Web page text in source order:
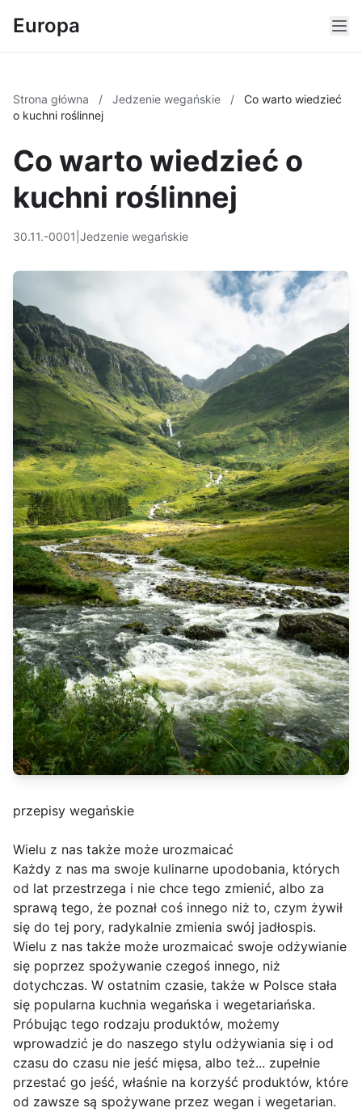
Europa
Strona główna / Jedzenie wegańskie /
Co warto wiedzieć
o kuchni roślinnej
Co warto wiedzieć o
kuchni roślinnej
30.11.-0001 Jedzenie wegańskie
przepisy wegańskie
Wielu z nas także może urozmaicać
Każdy z nas ma swoje kulinarne upodobania, których
od lat przestrzega i nie chce tego zmienić, albo za
sprawą tego, że poznał coś innego niż to, czym żywił
się do tej pory, radykalnie zmienia swój jadłospis.
Wielu z nas także może urozmaicać swoje odżywianie
się poprzez spożywanie czegoś innego, niż
dotychczas. W ostatnim czasie, także w Polsce stała
się popularna kuchnia wegańska i wegetariańska.
Próbując tego rodzaju produktów, możemy
wprowadzić je do naszego stylu odżywiania się i od
czasu do czasu nie jeść mięsa, albo też... zupełnie
przestać go jeść, właśnie na korzyść produktów, które
od zawsze są spożywane przez wegan i wegetarian.